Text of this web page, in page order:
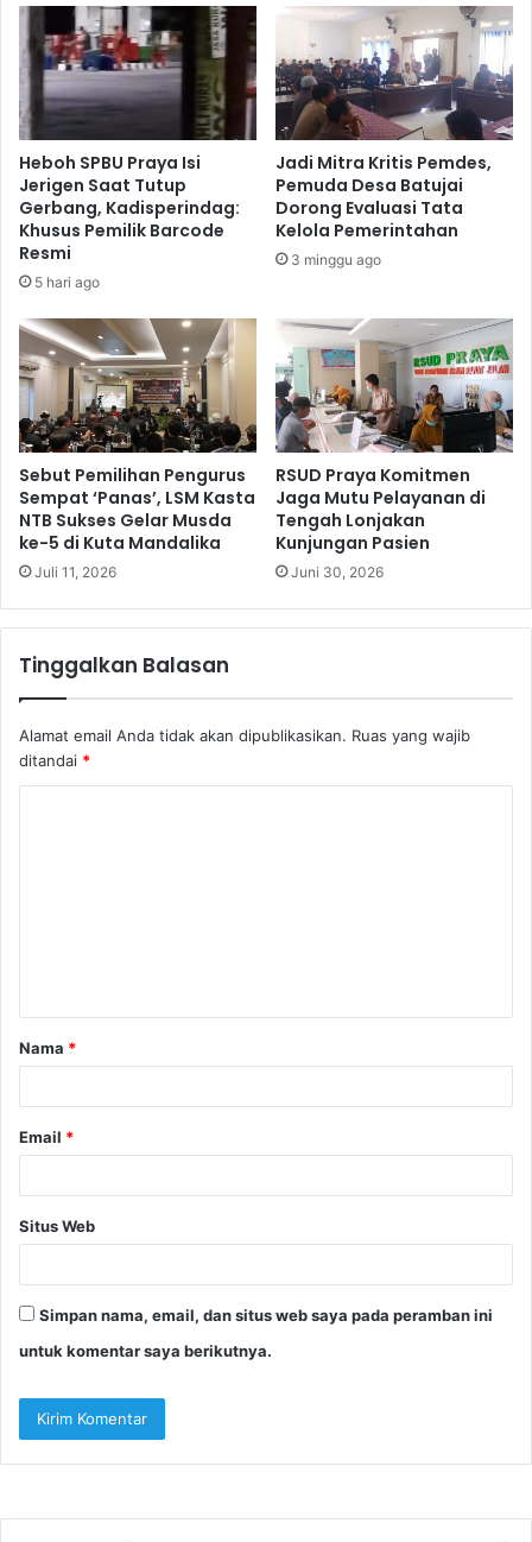
Heboh SPBU Praya Isi
Jerigen Saat Tutup
Gerbang, Kadisperindag:
Khusus Pemilik Barcode
Resmi
5 hari ago
Jadi Mitra Kritis Pemdes,
Pemuda Desa Batujai
Dorong Evaluasi Tata
Kelola Pemerintahan
3 minggu ago
Sebut Pemilihan Pengurus
Sempat ‘Panas’, LSM Kasta
NTB Sukses Gelar Musda
ke-5 di Kuta Mandalika
Juli 11, 2026
RSUD Praya Komitmen
Jaga Mutu Pelayanan di
Tengah Lonjakan
Kunjungan Pasien
Juni 30, 2026
Tinggalkan Balasan
Alamat email Anda tidak akan dipublikasikan. Ruas yang wajib
ditandai *
a
r
Nama *
Email *
Situs Web
Simpan nama, email, dan situs web saya pada peramban ini
untuk komentar saya berikutnya.